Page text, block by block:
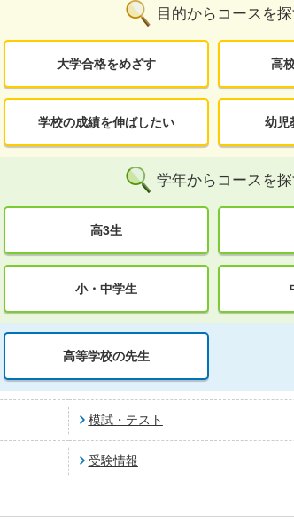
目的からコースを
大学合格をめざす 高
学校の成績を伸ばしたい 幼児
学年からコースを
高3生
小・中学生
高等学校の先生
模試・テスト
受験情報